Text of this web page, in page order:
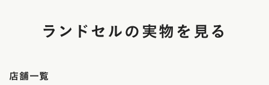
ランドセルの実物を見る
店舗一覧